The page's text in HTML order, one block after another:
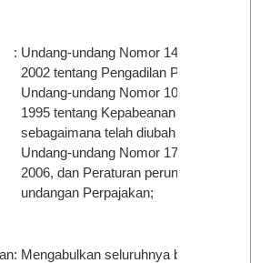
: Undang-undang Nomor 14 Tahun
2002 tentang Pengadilan Pajak,
Undang-undang Nomor 10 Tahun
1995 tentang Kepabeanan
sebagaimana telah diubah dengan
Undang-undang Nomor 17 Tahun
2006, dan Peraturan perundang-
undangan Perpajakan;
: Mengabulkan seluruhnya banding